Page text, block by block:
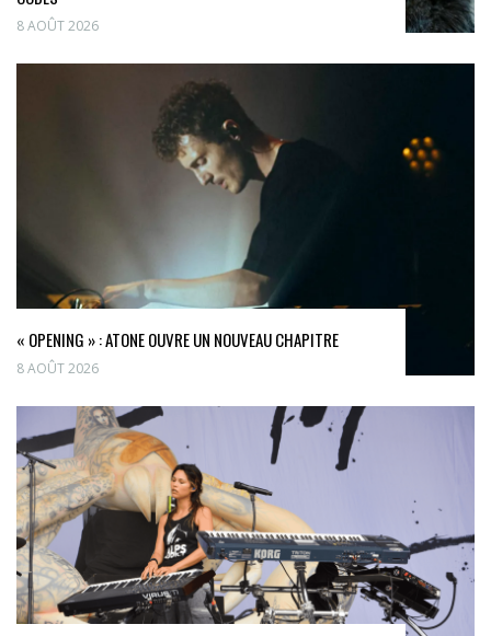
8 AOÛT 2026
« OPENING » : ATONE OUVRE UN NOUVEAU CHAPITRE
8 AOÛT 2026